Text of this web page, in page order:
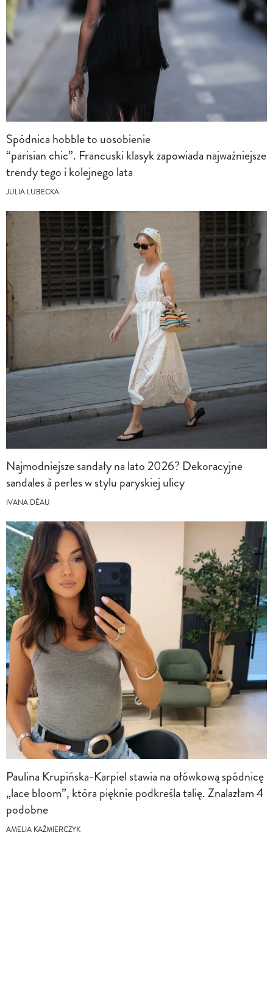
Spódnica hobble to uosobienie
“parisian chic”. Francuski klasyk zapowiada najważniejsze
trendy tego i kolejnego lata
JULIA LUBECKA
Najmodniejsze sandały na lato 2026? Dekoracyjne
sandales à perles w stylu paryskiej ulicy
IVANA DÉAU
Paulina Krupińska-Karpiel stawia na ołówkową spódnicę
„lace bloom”, która pięknie podkreśla talię. Znalazłam 4
podobne
AMELIA KAŹMIERCZYK